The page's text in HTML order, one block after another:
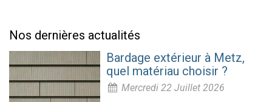
Nos dernières actualités
Bardage extérieur à Metz,
quel matériau choisir ?
Mercredi 22 Juillet 2026